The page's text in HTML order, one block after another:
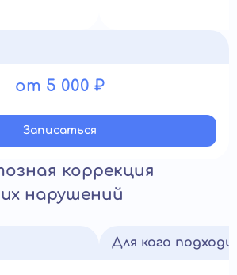
от 5 000 ₽
Записатьcя
коррекция
нарушений
Для кого